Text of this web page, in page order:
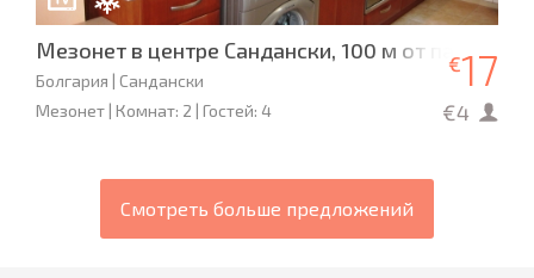
Мезонет в центре Сандански, 100 м от парка
Болгария | Сандански
Мезонет | Комнат: 2 | Гостей: 4
€17
€4
Смотреть больше предложений